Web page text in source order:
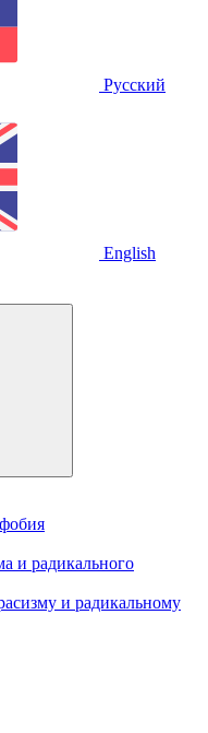
Русский
English
и радикального
и радикальному